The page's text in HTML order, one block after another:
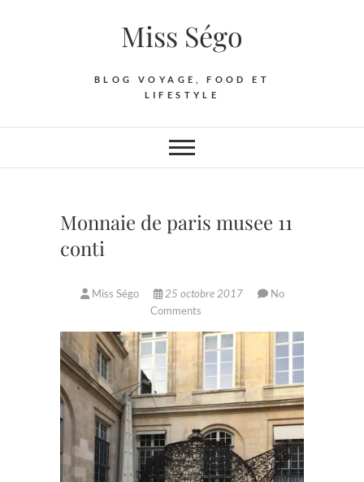
Miss Ségo
BLOG VOYAGE, FOOD ET
LIFESTYLE
Monnaie de paris musee 11
conti
Miss Ségo 25 octobre 2017
No
Comments